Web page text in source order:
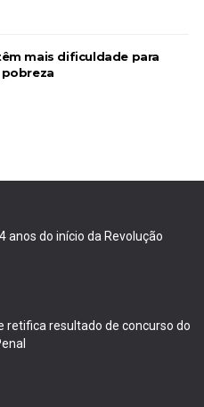
mais dificuldade para
anos do início da Revolução
retifica resultado de concurso do